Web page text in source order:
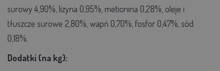
surowy 4,90%, lizyna 0,95%, metionina 0,28%, oleje i
tłuszcze surowe 2,80%, wapń 0,70%, fosfor 0,47%, sód
0,18%.
Dodatki (na kg):